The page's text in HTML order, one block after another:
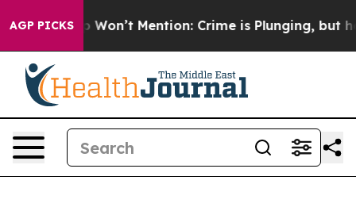
AGP PICKS
Trump Won’t Mention: Crime is Plunging, but he